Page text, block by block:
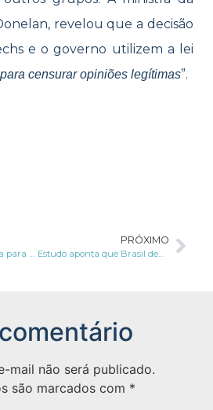
revelou que a decisão
e o governo utilizem a lei
censurar opiniões legítimas”.
SP: 1° delegacia voltada para combate a crimes de fraudes biométricas é inaugurada
PRÓXIMO
Estudo aponta que Brasil demanda mais serviços de proteção de dados quando comparado a outros países latino-americanos
mail não será publicado.
são marcados com *